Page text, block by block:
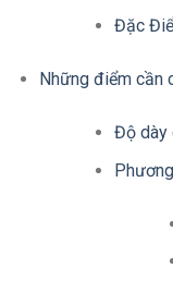
Đặc
Những điểm cần
Độ dày